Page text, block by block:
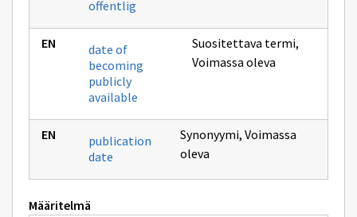
offentlig
date of
becoming
publicly
available
Suositettava termi,
Voimassa oleva
publication
date
Synonyymi,Voimassa
oleva
Määritelmä